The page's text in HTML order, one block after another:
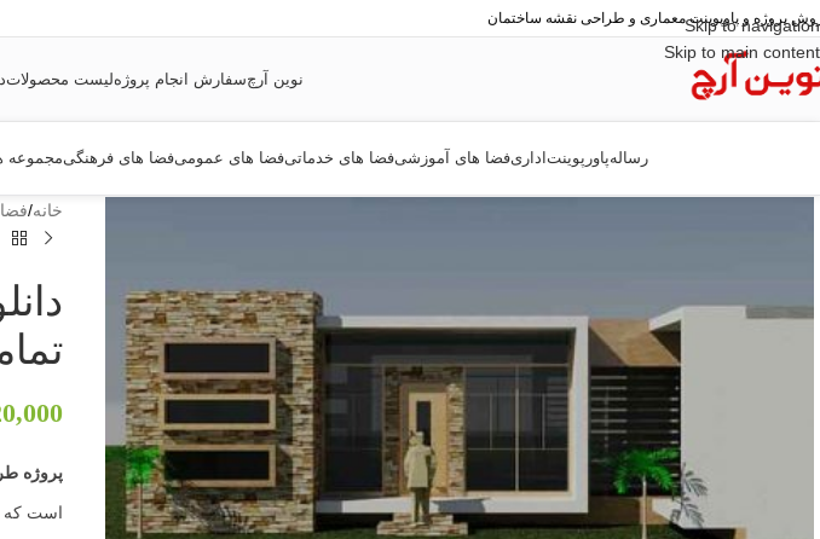
Skip to navigation
Skip to main content
پروژه و پاوپوینت معماری و طراحی نقشه ساختمان
نوین آرچسفارش انجام پروژهلیست محصولات
رسالهپاورپوینت اداریفضا های آموزشیفضا های خدماتیفضا های عمومیفضا های فرهنگیمجموعه
خانه/
پروژه
است که